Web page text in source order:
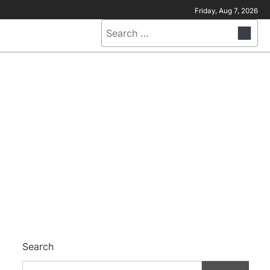
Friday, Aug 7, 2026
Search
for:
Search